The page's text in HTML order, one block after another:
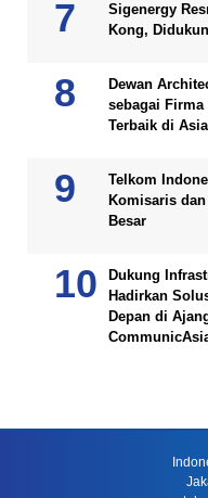
Sigenergy
Kong,
Dewan
sebagai
Terbaik di
Telkom
Komisaris
Besar
Dukung
Hadirkan
Depan di